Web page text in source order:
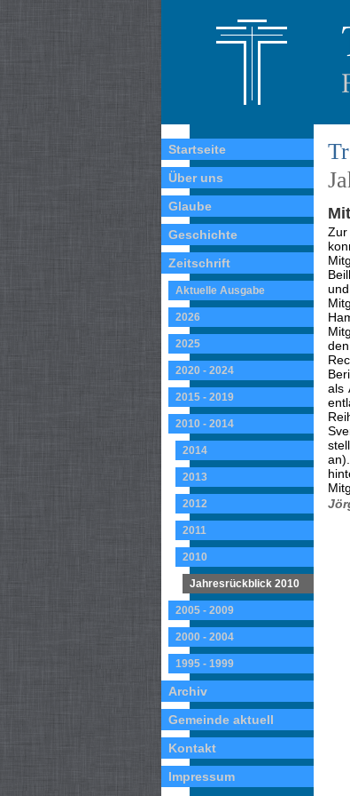
Startseite
Über uns
Glaube
Geschichte
Zeitschrift
Aktuelle Ausgabe
2026
2025
2020 - 2024
2015 - 2019
2010 - 2014
2014
2013
2012
2011
2010
Jahresrückblick 2010
2005 - 2009
2000 - 2004
1995 - 1999
Archiv
Gemeinde aktuell
Kontakt
Impressum
Zur
als